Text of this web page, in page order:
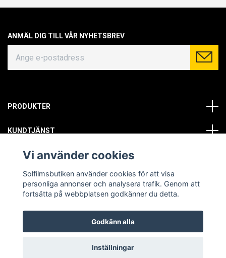
ANMÄL DIG TILL VÅR NYHETSBREV
PRODUKTER
KUNDTJÄNST
OM OSS
SOCIALA MEDIER
© Copyright 2026 Solfilmsbutiken. All rights reserved.
Vi använder cookies
Solfilmsbutiken använder cookies för att visa
personliga annonser och analysera trafik. Genom att
fortsätta på webbplatsen godkänner du detta.
Godkänn alla
Inställningar